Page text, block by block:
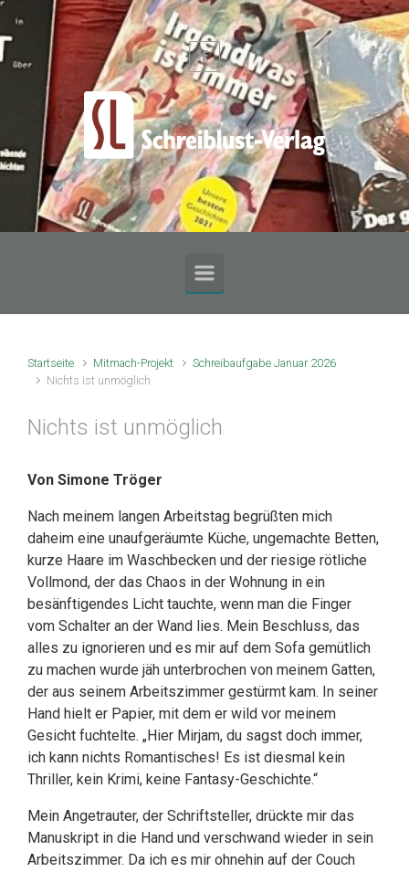
Zum Hauptinhalt springen
Startseite Mitmach-Projekt
Schreibaufgabe Januar 2026
Nichts ist unmöglich
Nichts ist unmöglich
Von Simone Tröger
Nach meinem langen Arbeitstag begrüßten mich
daheim eine unaufgeräumte Küche, ungemachte Betten,
kurze Haare im Waschbecken und der riesige rötliche
Vollmond, der das Chaos in der Wohnung in ein
besänftigendes Licht tauchte, wenn man die Finger
vom Schalter an der Wand lies. Mein Beschluss, das
alles zu ignorieren und es mir auf dem Sofa gemütlich
zu machen wurde jäh unterbrochen von meinem Gatten,
der aus seinem Arbeitszimmer gestürmt kam. In seiner
Hand hielt er Papier, mit dem er wild vor meinem
Gesicht fuchtelte. „Hier Mirjam, du sagst doch immer,
ich kann nichts Romantisches! Es ist diesmal kein
Thriller, kein Krimi, keine Fantasy-Geschichte.“
Mein Angetrauter, der Schriftsteller, drückte mir das
Manuskript in die Hand und verschwand wieder in sein
Arbeitszimmer. Da ich es mir ohnehin auf der Couch